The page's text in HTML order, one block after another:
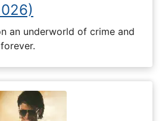
an underworld of crime and